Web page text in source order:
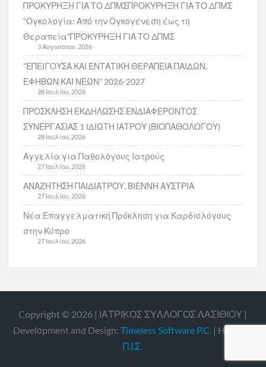
ΠΡΟΚΥΡΗΞΗ ΓΙΑ ΤΟ ΔΠΜΣΠΡΟΚΥΡΗΞΗ ΓΙΑ ΤΟ ΔΠΜΣ
“Ογκολογία: Από την Ογκογένεση έως τη
Θεραπεία”ΠΡΟΚΥΡΗΞΗ ΓΙΑ ΤΟ ΔΠΜΣ
3 Αυγούστου, 2026
“ΕΠΕΙΓΟΥΣΑ ΚΑΙ ΕΝΤΑΤΙΚΗ ΘΕΡΑΠΕΙΑ ΠΑΙΔΩΝ,
ΕΦΗΒΩΝ ΚΑΙ ΝΕΩΝ” 2026-2027
28 Ιουλίου, 2026
ΠΡΟΣΚΛΗΣΗ ΕΚΔΗΛΩΣΗΣ ΕΝΔΙΑΦΕΡΟΝΤΟΣ
ΣΥΝΕΡΓΑΣΙΑΣ 1 ΙΔΙΩΤΗ ΙΑΤΡΟΥ (ΒΙΟΠΑΘΟΛΟΓΟΥ)
28 Ιουλίου, 2026
Αγγελία για Παθολόγους Ιατρούς
27 Ιουλίου, 2026
ΑΝΑΖΗΤΗΣΗ ΠΑΙΔΙΑΤΡΟΥ, ΒΙΕΝΝΗ ΑΥΣΤΡΙΑ
27 Ιουλίου, 2026
Νέα Επαγγελματική Πρόκληση για Καρδιολόγους
στην Κύπρο
27 Ιουλίου, 2026
Copyright © 2026 | ΙΑΤΡΙΚΟΣ ΣΥΛΛΟΓΟΣ ΛΑΣΙΘΙΟΥ |
Develοpment and Design: Timeless Software P.C.| Hosting:
Π.Ι.Σ.